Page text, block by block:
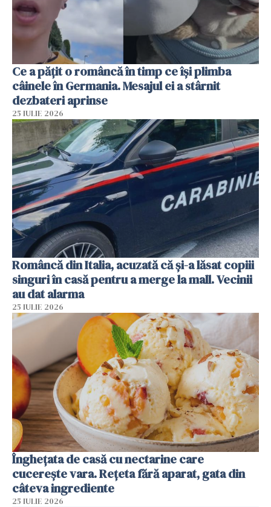
Ce a pățit o româncă în timp ce își plimba
câinele în Germania. Mesajul ei a stârnit
dezbateri aprinse
25 IULIE 2026
Româncă din Italia, acuzată că și-a lăsat copiii
singuri în casă pentru a merge la mall. Vecinii
au dat alarma
25 IULIE 2026
Înghețata de casă cu nectarine care
cucerește vara. Rețeta fără aparat, gata din
câteva ingrediente
25 IULIE 2026